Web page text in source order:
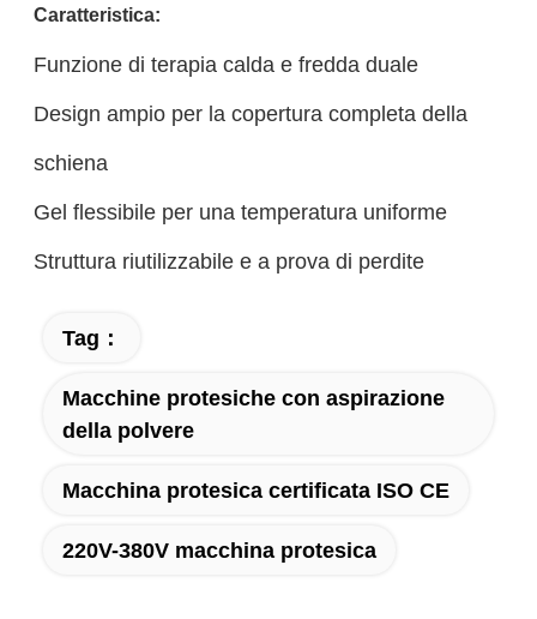
Caratteristica:
Funzione di terapia calda e fredda duale
Design ampio per la copertura completa della
schiena
Gel flessibile per una temperatura uniforme
Struttura riutilizzabile e a prova di perdite
Tag：
Macchine protesiche con aspirazione
della polvere
Macchina protesica certificata ISO CE
220V-380V macchina protesica